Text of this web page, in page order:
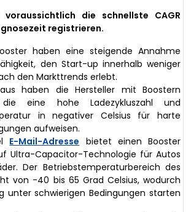
die schnellste CAGR
registrieren.
haben eine steigende Annahme
den Start-up innerhalb weniger
den Markttrends erlebt.
haben die Hersteller mit Boostern
die eine hohe Ladezykluszahl und
in negativer Celsius für harte
aufweisen.
E-Mail-Adresse bietet einen Booster
Ultra-Capacitor-Technologie für Autos
Der Betriebstemperaturbereich des
von -40 bis 65 Grad Celsius, wodurch
unter schwierigen Bedingungen starten